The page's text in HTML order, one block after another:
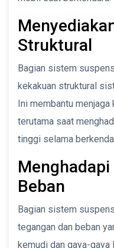
Struktural
Bagian sistem
kekakuan struktural
Ini membantu
terutama saat
tinggi selama
Beban
Bagian sistem
tegangan dan beban
kemudi dan gaya-gaya